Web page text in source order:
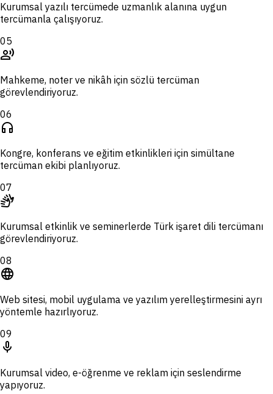
Kurumsal yazılı tercümede uzmanlık alanına uygun
tercümanla çalışıyoruz.
05
record_voice_over
Mahkeme, noter ve nikâh için sözlü tercüman
görevlendiriyoruz.
06
headphones
Kongre, konferans ve eğitim etkinlikleri için simültane
tercüman ekibi planlıyoruz.
07
sign_language
Kurumsal etkinlik ve seminerlerde Türk işaret dili tercümanı
görevlendiriyoruz.
08
language
Web sitesi, mobil uygulama ve yazılım yerelleştirmesini ayrı
yöntemle hazırlıyoruz.
09
mic
Kurumsal video, e-öğrenme ve reklam için seslendirme
yapıyoruz.